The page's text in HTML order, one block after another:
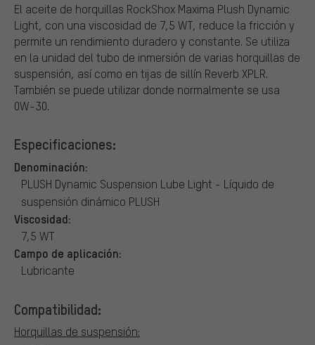
El aceite de horquillas RockShox Maxima Plush Dynamic
Light, con una viscosidad de 7,5 WT, reduce la fricción y
permite un rendimiento duradero y constante. Se utiliza
en la unidad del tubo de inmersión de varias horquillas de
suspensión, así como en tijas de sillín Reverb XPLR.
También se puede utilizar donde normalmente se usa
0W-30.
Especificaciones:
Denominación:
PLUSH Dynamic Suspension Lube Light - Líquido de
suspensión dinámico PLUSH
Viscosidad:
7,5 WT
Campo de aplicación:
Lubricante
Compatibilidad:
Horquillas de suspensión: